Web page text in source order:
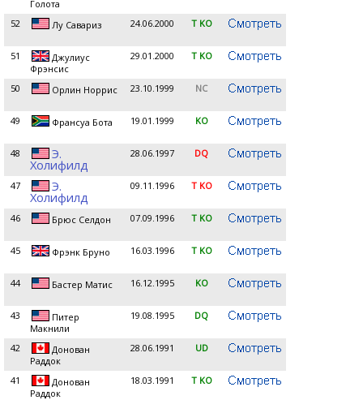
Голота
52 Лу Савариз 24.06.2000 T KO
51
Джулиус
Фрэнсис
29.01.2000 T KO
50 Орлин Норрис 23.10.1999 NC
49 Франсуа Бота 19.01.1999 KO
48 Э.
Холифилд
28.06.1997 DQ
47 Э.
Холифилд
09.11.1996 T KO
46 Брюс Селдон 07.09.1996 T KO
45 Фрэнк Бруно 16.03.1996 T KO
44 Бастер Матис 16.12.1995 KO
43
Питер
Макнили
19.08.1995 DQ
42
Донован
Раддок
28.06.1991 UD
41
Донован
Раддок
18.03.1991 T KO